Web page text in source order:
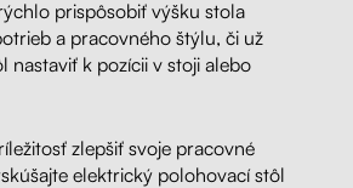
prispôsobiť výšku stola
a pracovného štýlu, či už
nastaviť k pozícii v stoji alebo
zlepšiť svoje pracovné
elektrický polohovací stôl